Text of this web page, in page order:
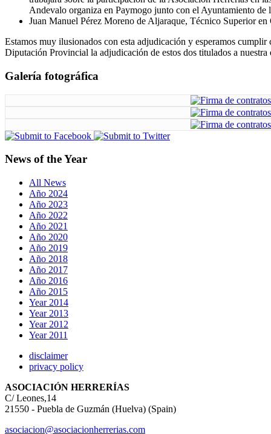
Andevalo organiza en Paymogo junto con el Ayuntamiento de
Juan Manuel Pérez Moreno de Aljaraque, Técnico Superior
Estamos muy ilusionados con esta adjudicación y esperamos
Diputación Provincial la adjudicación de estos dos titulados a
Galería fotográfica
News of the Year
All News
Año 2024
Año 2023
Año 2022
Año 2021
Año 2020
Año 2019
Año 2018
Año 2017
Año 2016
Año 2015
Year 2014
Year 2013
Year 2012
Year 2011
disclaimer
privacy policy
ASOCIACIÓN HERRERÍAS
C/ Leones,14
21550 - Puebla de Guzmán (Huelva) (Spain)
asociacion@asociacionherrerias.com